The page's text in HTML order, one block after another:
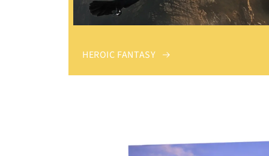
HEROIC FANTASY
informations